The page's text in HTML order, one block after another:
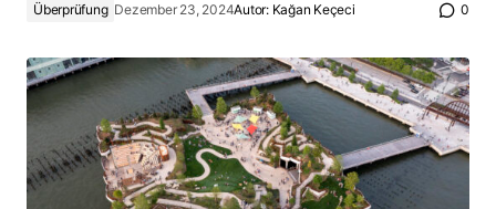
Überprüfung Dezember 23, 2024Autor: Kağan Keçeci 0